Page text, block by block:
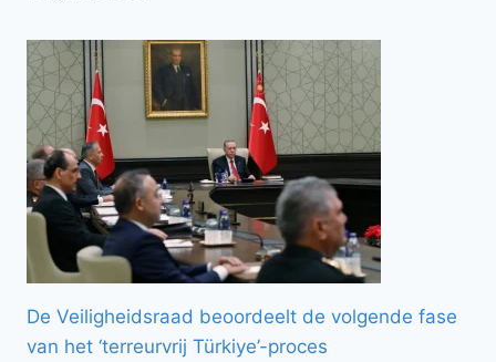
De Veiligheidsraad beoordeelt de volgende fase
van het ‘terreurvrij Türkiye’-proces